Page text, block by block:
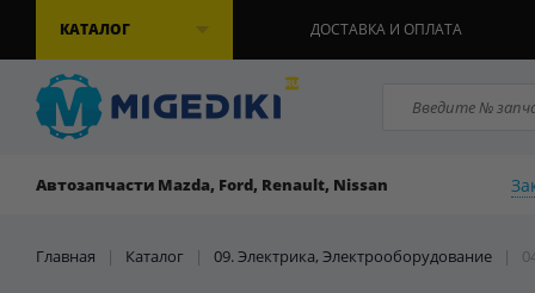
КАТАЛОГ ДОСТАВКА И ОПЛАТА
Автозапчасти Mazda, Ford, Renault, Nissan
Главная | Каталог | 09. Электрика, Электрооборудование |